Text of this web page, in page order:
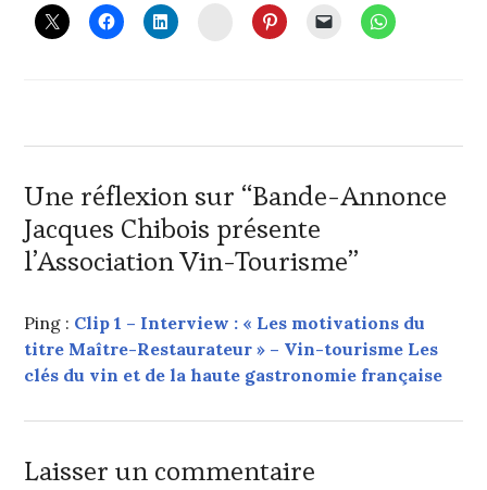
DÉCEMBRE
2016
GÉNÉRALE
DE
BILLETTERIE
VIN
TOURISME-
COMMUNIQUÉ
CHAMBRE
DE
COMMERCE
D’INDUSTRIE
CÔTE
D’AZUR,
INSTAGRAM
Une réflexion sur “Bande-Annonce
Jacques Chibois présente
l’Association Vin-Tourisme”
Ping : Clip 1 – Interview : « Les motivations du
titre Maître-Restaurateur » – Vin-tourisme Les
clés du vin et de la haute gastronomie française
Laisser un commentaire